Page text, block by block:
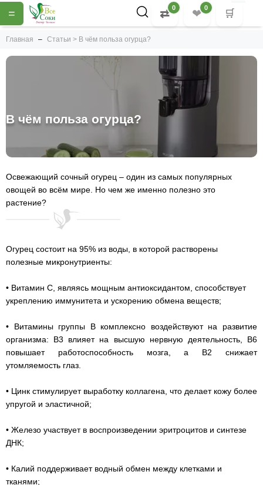
= ⇄ 0 ❤ 0 🛒
Главная Статьи > В чём польза огурца?
В чём польза огурца?
Освежающий сочный огурец – один из самых популярных
овощей во всём мире. Но чем же именно полезно это
растение?
Огурец состоит на 95% из воды, в которой растворены
полезные микронутриенты:
• Витамин C, являясь мощным антиоксидантом, способствует
укреплению иммунитета и ускорению обмена веществ;
• Витамины группы В комплексно воздействуют на развитие
организма: В3 влияет на высшую нервную деятельность, B6
повышает работоспособность мозга, а B2 снижает
утомляемость глаз.
• Цинк стимулирует выработку коллагена, что делает кожу более
упругой и эластичной;
• Железо участвует в воспроизведении эритроцитов и синтезе
ДНК;
• Калий поддерживает водный обмен между клетками и
тканями;